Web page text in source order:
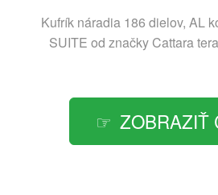
Kufrík náradia 186 dielov, AL
SUITE od značky Cattara
ZOBRAZIŤ